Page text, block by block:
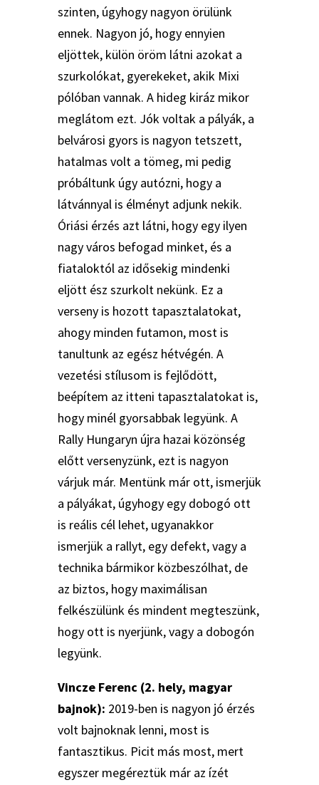
szinten, úgyhogy nagyon örülünk
ennek. Nagyon jó, hogy ennyien
eljöttek, külön öröm látni azokat a
szurkolókat, gyerekeket, akik Mixi
pólóban vannak. A hideg kiráz mikor
meglátom ezt. Jók voltak a pályák, a
belvárosi gyors is nagyon tetszett,
hatalmas volt a tömeg, mi pedig
próbáltunk úgy autózni, hogy a
látvánnyal is élményt adjunk nekik.
Óriási érzés azt látni, hogy egy ilyen
nagy város befogad minket, és a
fiataloktól az idősekig mindenki
eljött ész szurkolt nekünk. Ez a
verseny is hozott tapasztalatokat,
ahogy minden futamon, most is
tanultunk az egész hétvégén. A
vezetési stílusom is fejlődött,
beépítem az itteni tapasztalatokat is,
hogy minél gyorsabbak legyünk. A
Rally Hungaryn újra hazai közönség
előtt versenyzünk, ezt is nagyon
várjuk már. Mentünk már ott, ismerjük
a pályákat, úgyhogy egy dobogó ott
is reális cél lehet, ugyanakkor
ismerjük a rallyt, egy defekt, vagy a
technika bármikor közbeszólhat, de
az biztos, hogy maximálisan
felkészülünk és mindent megteszünk,
hogy ott is nyerjünk, vagy a dobogón
legyünk.
Vincze Ferenc (2. hely, magyar
bajnok): 2019-ben is nagyon jó érzés
volt bajnoknak lenni, most is
fantasztikus. Picit más most, mert
egyszer megéreztük már az ízét